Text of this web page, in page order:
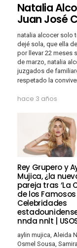
Natalia
Juan José
natalia alcocer solo
dejé sola, que ella
por llevar 22 meses
de marzo, natalia
juzgados de
respetado la
hace 3 años
Rey Grupero y
Mujica, ¿la
pareja tras ‘La
de los Famosos
Celebridades
nnda nnlt |
aylin mujica, Aleida
Osmel Sousa, Samira,